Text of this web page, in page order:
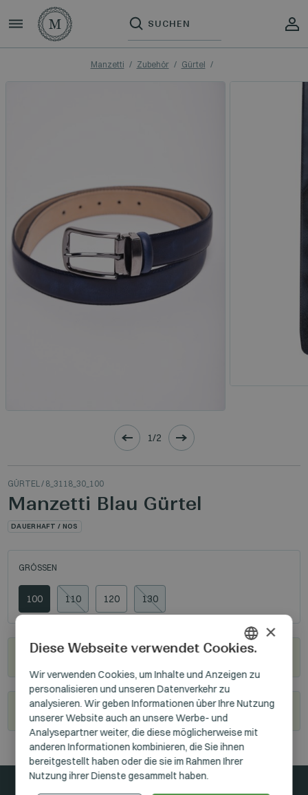
Manzetti Zubehör Gürtel
1/2
GÜRTEL/ 8_3118_30_100
Manzetti Blau Gürtel
DAUERHAFT / NOS
GRÖSSEN
100 110 120 130
Werden Sie unser Wiederverkäufer
HUNGARIAN
GERMAN
ENGLISH
×
Diese Webseite verwendet Cookies.
Wir verwenden Cookies, um Inhalte und Anzeigen zu
personalisieren und unseren Datenverkehr zu
analysieren. Wir geben Informationen über Ihre Nutzung
unserer Website auch an unsere Werbe- und
Analysepartner weiter, die diese möglicherweise mit
anderen Informationen kombinieren, die Sie ihnen
bereitgestellt haben oder die sie im Rahmen Ihrer
Nutzung ihrer Dienste gesammelt haben.